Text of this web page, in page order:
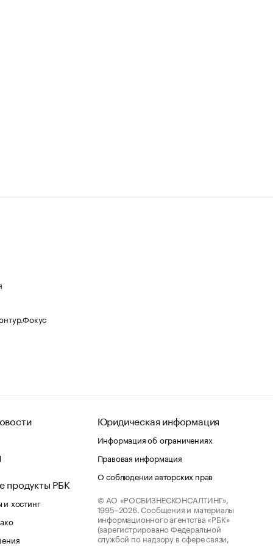
продукты РБК
хостинг
Юридическая информация
Информация об ограничениях
Правовая информация
О соблюдении авторских прав
© АО «РОСБИЗНЕСКОНСАЛТИНГ»,
1995–2026. Сообщения и материалы
информационного агентства «РБК»
(зарегистрировано Федеральной
службой по надзору в сфере связи,